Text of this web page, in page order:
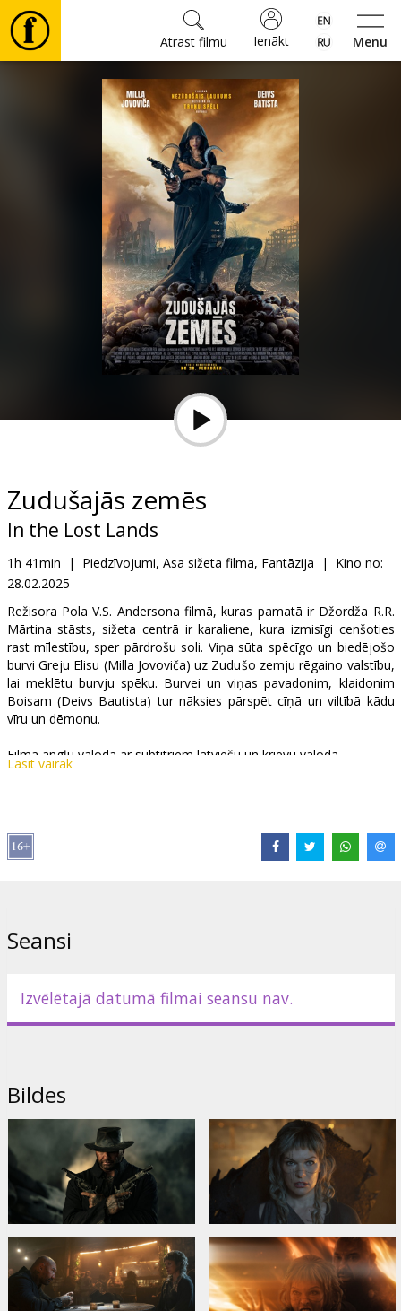
Menu
Ienākt
Atrast filmu
Pasākumi
B2B
Kino
Klubs
Zudušajās zemēs
In the Lost Lands
1h 41min | Piedzīvojumi, Asa sižeta filma, Fantāzija |
Kino no:
28.02.2025
Režisora Pola V.S. Andersona filmā, kuras pamatā ir Džordža R.R.
Mārtina stāsts, sižeta centrā ir karaliene, kura izmisīgi cenšoties
rast mīlestību, sper pārdrošu soli. Viņa sūta spēcīgo un biedējošo
burvi Greju Elisu (Milla Jovoviča) uz Zudušo zemju rēgaino valstību,
lai meklētu burvju spēku. Burvei un viņas pavadonim, klaidonim
Boisam (Deivs Bautista) tur nāksies pārspēt cīņā un viltībā kādu
vīru un dēmonu.
Filma angļu valodā ar subtitriem latviešu un krievu valodā.
Režisors:
Lomās:
Arly Jover
Lasīt vairāk
Seansi
Izvēlētajā datumā filmai seansu nav.
Bildes